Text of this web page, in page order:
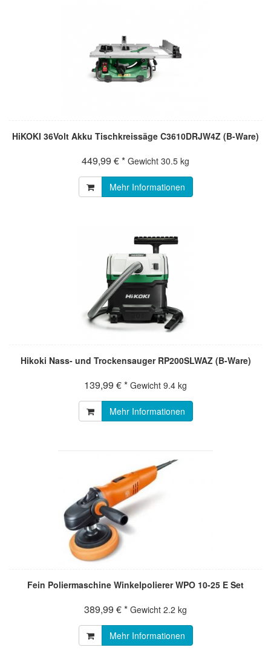
HiKOKI 36Volt Akku Tischkreissäge C3610DRJW4Z (B-Ware)
449,99 € * Gewicht 30.5 kg
Mehr Informationen
Hikoki Nass- und Trockensauger RP200SLWAZ (B-Ware)
139,99 € * Gewicht 9.4 kg
Mehr Informationen
Fein Poliermaschine Winkelpolierer WPO 10-25 E Set
389,99 € * Gewicht 2.2 kg
Mehr Informationen